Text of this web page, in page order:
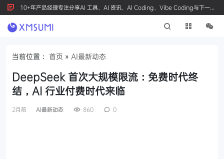
10+年产品经理专注分享AI 工具、AI 资讯、AI Coding、Vibe Coding与下一代
产品创新，按 Ctrl+D 收藏我们
当前位置： 首页 » AI最新动态
DeepSeek 首次大规模限流：免费时代终
结，AI 行业付费时代来临
2月前 AI最新动态 860 0